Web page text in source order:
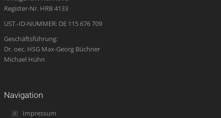
Register-Nr. HRB 4133
UST.-ID-NUMMER: DE 115 676 709
Geschäftsführung:
Dr. oec. HSG Max-Georg Büchner
Michael Hühn
Navigation
Impressum